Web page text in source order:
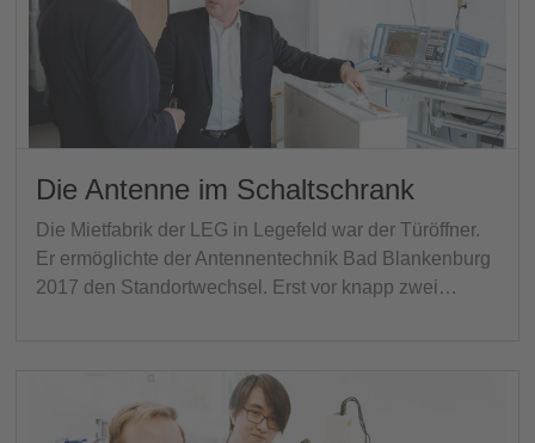
Die Antenne im Schaltschrank
Die Mietfabrik der LEG in Legefeld war der Türöffner.
Er ermöglichte der Antennentechnik Bad Blankenburg
2017 den Standortwechsel. Erst vor knapp zwei…